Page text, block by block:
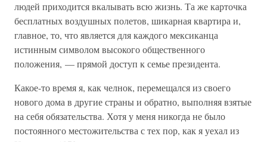
людей приходится вкалывать всю жизнь. Та же карточка
бесплатных воздушных полетов, шикарная квартира и,
главное, то, что является для каждого мексиканца
истинным символом высокого общественного
положения, — прямой доступ к семье президента.
Какое-то время я, как челнок, перемещался из своего
нового дома в другие страны и обратно, выполняя взятые
на себя обязательства. Хотя у меня никогда не было
постоянного местожительства с тех пор, как я уехал из